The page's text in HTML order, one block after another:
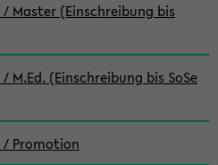
Master (Einschreibung bis
M.Ed. (Einschreibung bis SoSe
/ Promotion